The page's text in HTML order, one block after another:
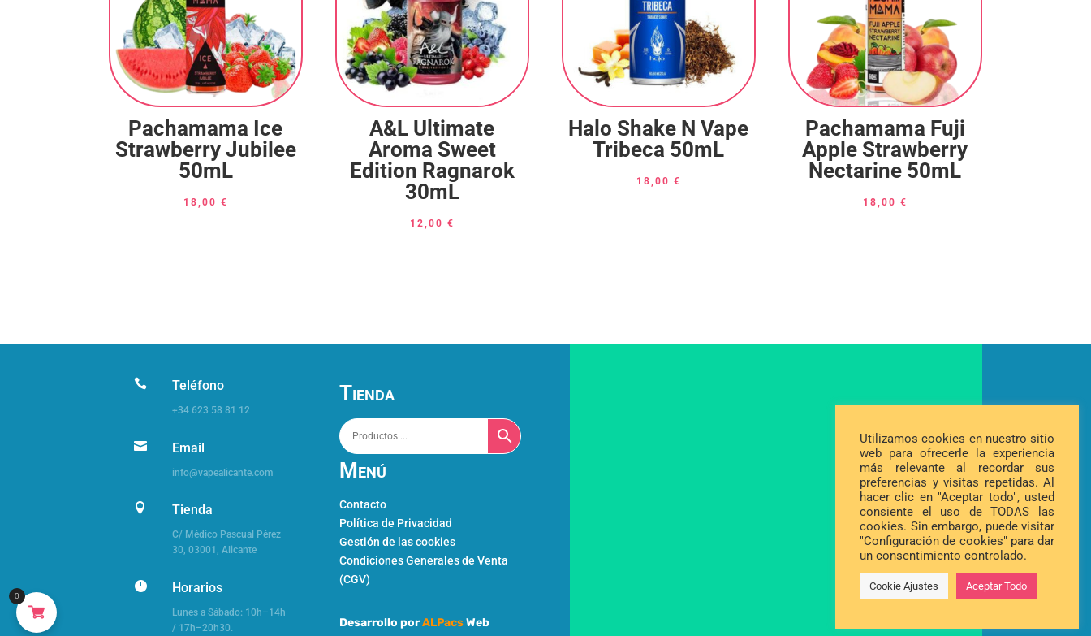
Pachamama Ice
Strawberry Jubilee
50mL
18,00 €
A&L Ultimate
Aroma Sweet
Edition Ragnarok
30mL
12,00 €
Halo Shake N Vape
Tribeca 50mL
18,00 €
Pachamama Fuji
Apple Strawberry
Nectarine 50mL
18,00 €
 Teléfono
+34 623 58 81 12
 Email
info@vapealicante.com
 Tienda
C/ Médico Pascual Pérez
30, 03001, Alicante
 Horarios
Lunes a Sábado: 10h–14h
/ 17h–20h30.
Tienda
Menú
Contacto
Política de Privacidad
Gestión de las cookies
Condiciones Generales de Venta
(CGV)
Desarrollo porALPacsWeb
Utilizamos cookies en nuestro sitio
web para ofrecerle la experiencia
más relevante al recordar sus
preferencias y visitas repetidas. Al
hacer clic en "Aceptar todo", usted
consiente el uso de TODAS las
cookies. Sin embargo, puede visitar
"Configuración de cookies" para dar
un consentimiento controlado.
Cookie Ajustes Aceptar Todo
0